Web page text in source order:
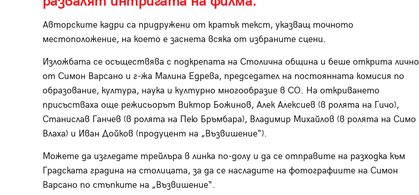
Авторските кадри са придружени от кратък текст, указващ точното
местоположение, на което е заснета всяка от избраните сцени.
Изложбата се осъществява с подкрепата на Столична община и беше открита лично
от Симон Варсано и г-жа Малина Едрева, председател на постоянната комисия по
образование, култура, наука и културно многообразие в СО. На откриването
присъстваха още режисьорът Виктор Божинов, Алек Алексиев (в ролята на Гичо),
Станислав Ганчев (в ролята на Пею Бръмбара), Владимир Михайлов (в ролята на Симо
Влаха) и Иван Дойков (продуцент на „Възвишение“).
Можете да изгледате трейлъра в линка по-долу и да се отправите на разходка към
Градската градина на столицата, за да се насладите на фотографиите на Симон
Варсано по стъпките на „Възвишение“.